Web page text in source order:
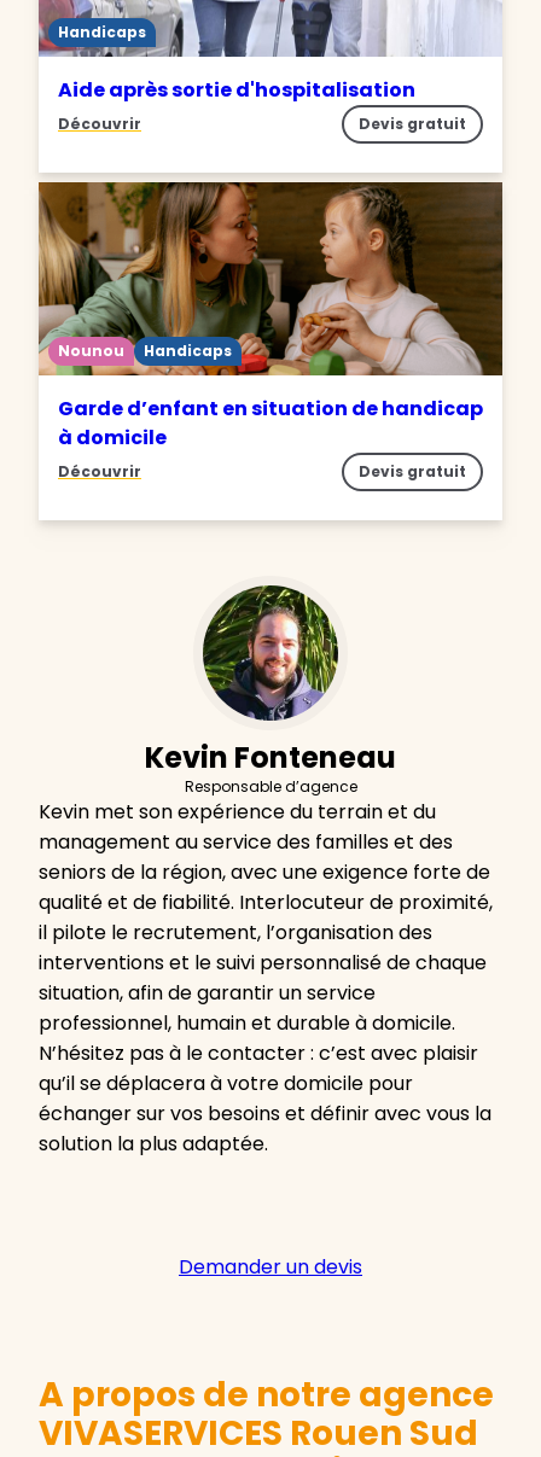
Handicaps
Aide après sortie d'hospitalisation
Découvrir Devis gratuit
Nounou Handicaps
Garde d’enfant en situation de handicap
à domicile
Découvrir Devis gratuit
Kevin Fonteneau
Responsable d’agence
Kevin met son expérience du terrain et du
management au service des familles et des
seniors de la région, avec une exigence forte de
qualité et de fiabilité. Interlocuteur de proximité,
il pilote le recrutement, l’organisation des
interventions et le suivi personnalisé de chaque
situation, afin de garantir un service
professionnel, humain et durable à domicile.
N’hésitez pas à le contacter : c’est avec plaisir
qu’il se déplacera à votre domicile pour
échanger sur vos besoins et définir avec vous la
solution la plus adaptée.
Demander un devis
A propos de notre agence
VIVASERVICES Rouen Sud